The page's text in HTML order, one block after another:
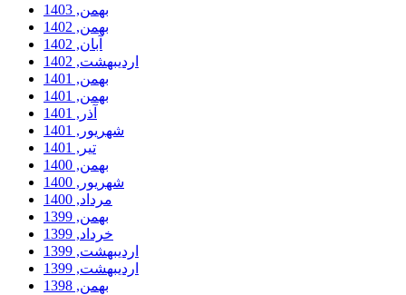
بهمن, 1403
بهمن, 1402
آبان, 1402
ارديبهشت, 1402
بهمن, 1401
بهمن, 1401
آذر, 1401
شهریور, 1401
تیر, 1401
بهمن, 1400
شهریور, 1400
مرداد, 1400
بهمن, 1399
خرداد, 1399
ارديبهشت, 1399
ارديبهشت, 1399
بهمن, 1398